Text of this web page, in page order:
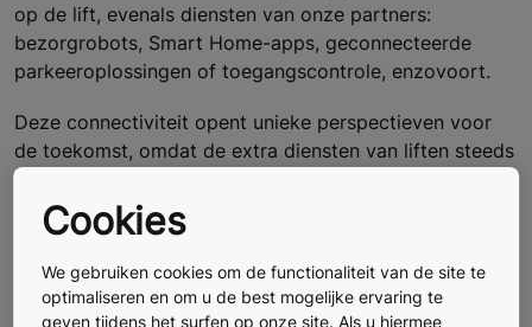
op de lift, evenals diensten van onze partners:
bezorgrobots, Smart Home-apps, geconnecteerde
parkeeroplossingen of toegangscontrole, enzovoort.
Deze connectiviteit opent unieke perspectieven voor
de toekomst, omdat de extra diensten van liften steeds
slimmer, aanpasbaarder en uitbreidbaarder zullen
worden om te voldoen aan de toekomstige behoeften
van uw gebouwen.
Cookies
We gebruiken cookies om de functionaliteit van de site te
optimaliseren en om u de best mogelijke ervaring te
geven tijdens het surfen op onze site. Als u hiermee